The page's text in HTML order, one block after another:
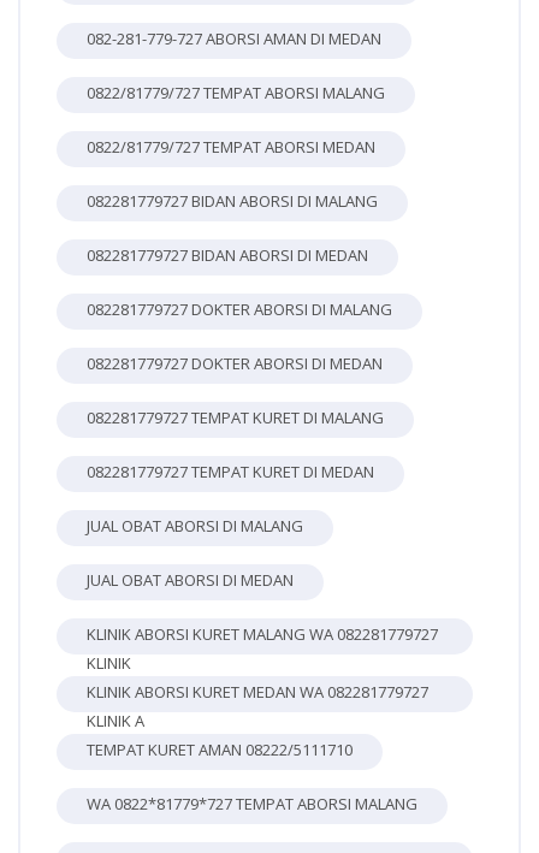
082-281-779-727 ABORSI AMAN DI MEDAN
0822/81779/727 TEMPAT ABORSI MALANG
0822/81779/727 TEMPAT ABORSI MEDAN
082281779727 BIDAN ABORSI DI MALANG
082281779727 BIDAN ABORSI DI MEDAN
082281779727 DOKTER ABORSI DI MALANG
082281779727 DOKTER ABORSI DI MEDAN
082281779727 TEMPAT KURET DI MALANG
082281779727 TEMPAT KURET DI MEDAN
JUAL OBAT ABORSI DI MALANG
JUAL OBAT ABORSI DI MEDAN
KLINIK ABORSI KURET MALANG WA 082281779727
KLINIK
KLINIK ABORSI KURET MEDAN WA 082281779727
KLINIK A
TEMPAT KURET AMAN 08222/5111710
WA 0822*81779*727 TEMPAT ABORSI MALANG